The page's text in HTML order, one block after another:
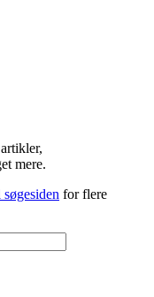
mere.
for flere